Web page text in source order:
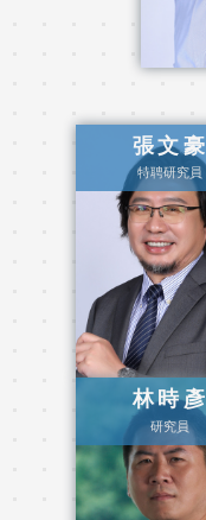
張文豪
特聘研究員
林時彥
研究員